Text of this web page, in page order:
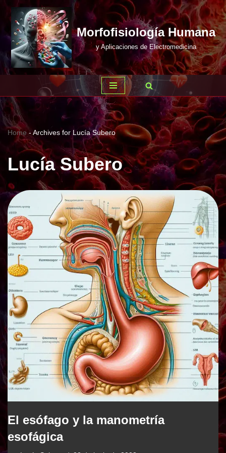
Saltar
al
contenido
Morfofisiología Humana
y Aplicaciones de Electromedicina
Home - Archives for Lucía Subero
Lucía Subero
El esófago y la manometría
esofágica